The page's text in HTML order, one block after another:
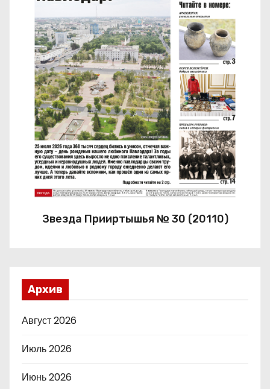
Звезда Прииртышья № 30 (20110)
Архив
Август 2026
Июль 2026
Июнь 2026